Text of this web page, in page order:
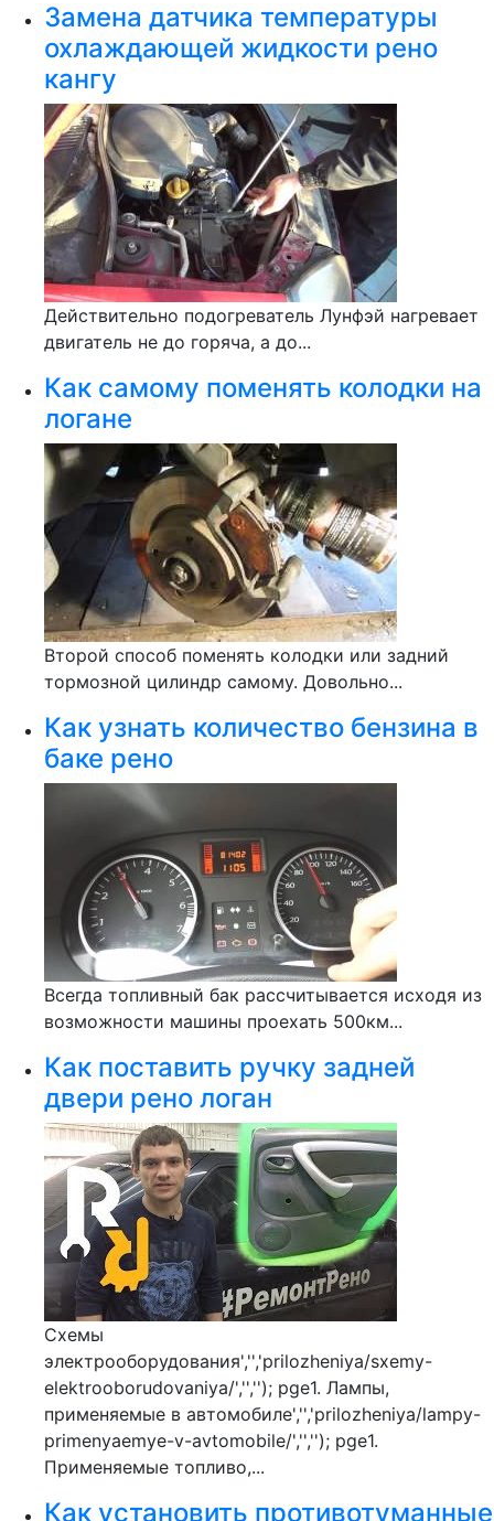
Замена датчика температуры
охлаждающей жидкости рено
кангу
Действительно подогреватель Лунфэй нагревает
двигатель не до горяча, а до...
Как самому поменять колодки на
логане
Второй способ поменять колодки или задний
тормозной цилиндр самому. Довольно...
Как узнать количество бензина в
баке рено
Всегда топливный бак рассчитывается исходя из
возможности машины проехать 500км...
Как поставить ручку задней
двери рено логан
Схемы
электрооборудования','','prilozheniya/sxemy-
elektrooborudovaniya/','',''); pge1. Лампы,
применяемые в автомобиле','','prilozheniya/lampy-
primenyaemye-v-avtomobile/','',''); pge1.
Применяемые топливо,...
Как установить противотуманные